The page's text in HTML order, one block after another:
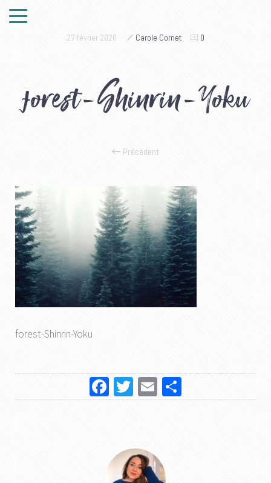
27 février 2020 Carole Cornet 0
forest-Shinrin-Yoku
Précédent
forest-Shinrin-Yoku
Facebook
Twitter
Email